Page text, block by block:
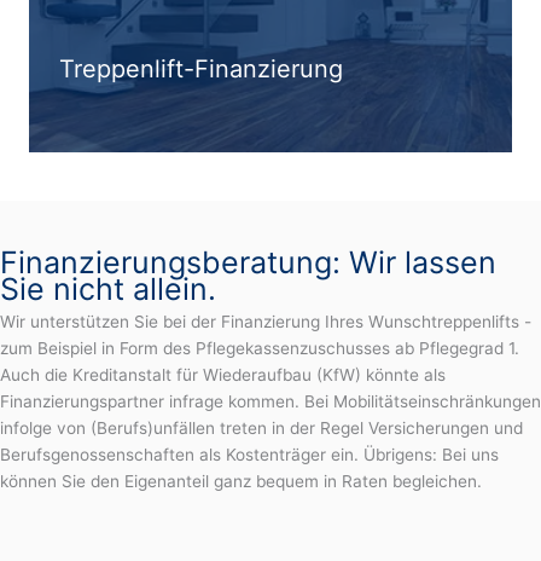
Treppenlift-Finanzierung
Finanzierungsberatung: Wir lassen
Sie nicht allein.
Wir unterstützen Sie bei der Finanzierung Ihres Wunschtreppenlifts -
zum Beispiel in Form des Pflegekassenzuschusses ab Pflegegrad 1.
Auch die Kreditanstalt für Wiederaufbau (KfW) könnte als
Finanzierungspartner infrage kommen. Bei Mobilitätseinschränkungen
infolge von (Berufs)unfällen treten in der Regel Versicherungen und
Berufsgenossenschaften als Kostenträger ein. Übrigens: Bei uns
können Sie den Eigenanteil ganz bequem in Raten begleichen.